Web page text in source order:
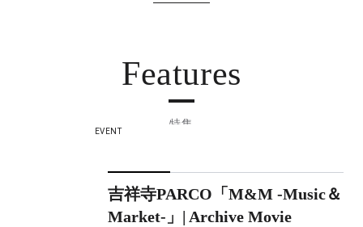
Features
特集
EVENT
吉祥寺PARCO「M&M -Music＆
Market-」| Archive Movie